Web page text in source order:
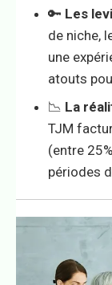
🔑 Les
de niche,
une
atouts
📉 La
TJM
(entre
périodes